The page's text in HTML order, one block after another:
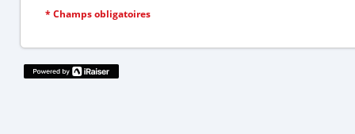
* Champs obligatoires